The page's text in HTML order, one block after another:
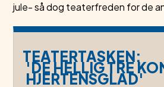
jule- så dog teaterfreden for de
TEATERTASKEN:
'DE HELLIG TRE
HJERTENSGLAD'